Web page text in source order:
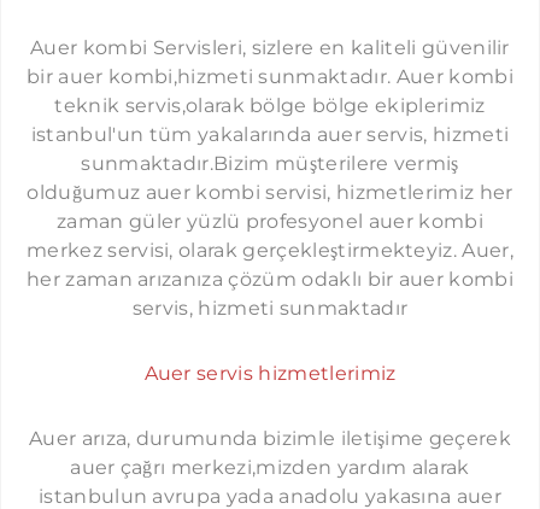
Auer kombi Servisleri, sizlere en kaliteli güvenilir
bir auer kombi,hizmeti sunmaktadır. Auer kombi
teknik servis,olarak bölge bölge ekiplerimiz
istanbul'un tüm yakalarında auer servis, hizmeti
sunmaktadır.Bizim müşterilere vermiş
olduğumuz auer kombi servisi, hizmetlerimiz her
zaman güler yüzlü profesyonel auer kombi
merkez servisi, olarak gerçekleştirmekteyiz. Auer,
her zaman arızanıza çözüm odaklı bir auer kombi
servis, hizmeti sunmaktadır
Auer servis hizmetlerimiz
Auer arıza, durumunda bizimle iletişime geçerek
auer çağrı merkezi,mizden yardım alarak
istanbulun avrupa yada anadolu yakasına auer
ÜSKÜDAR AUER SERVISI
KARTAL AUER SERVISI
SANCAKTEPE AUER SERVISI
ATAŞEHIR AUER SERVISI
SULTANBEYLI AUER SERVISI
TUZLA AUER SERVISI
ÇEKMEKÖY AUER SERVISI
YAKUPLU AUER SERVISI
KAVAKLI AUER SERVISI
KOMBI SERVISI İSTANBUL
PROTHERM SERVISI İSTANBUL
LAMBERT SERVISI İSTANBUL
TERMOSTAR SERVISI İSTANBUL
DEMIRDÖKÜM SERVISI İSTANBUL
FERROLI SERVISI İSTANBUL
DOLCEVITA SERVISI İSTANBUL
İMMERGAS SERVISI İSTANBUL